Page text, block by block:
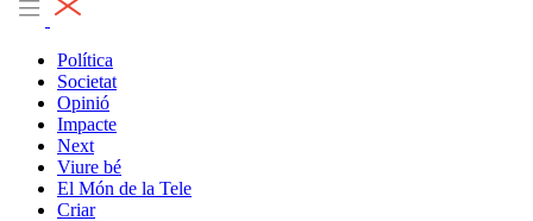
Política
Societat
Opinió
Impacte
Next
Viure bé
El Món de la Tele
Criar